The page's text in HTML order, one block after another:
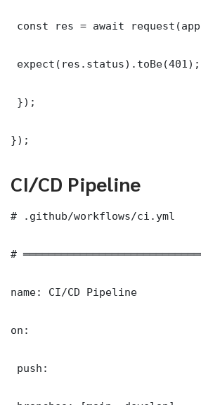
const res = await
expect(res.status).toBe(401);
});
});
CI/CD Pipeline
# .github/workflows/ci.yml
#
name: CI/CD Pipeline
on:
push: